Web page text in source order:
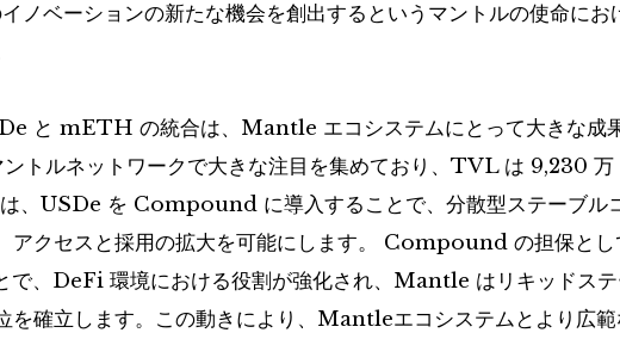
ノベーションの新たな機会を創出するというマントルの使命にお
と mETH の統合は、Mantle エコシステムにとって大きな成
トルネットワークで大きな注目を集めており、TVL は 9,230 万
、USDe を Compound に導入することで、分散型ステーブル
アクセスと採用の拡大を可能にします。 Compound の担保とし
、DeFi 環境における役割が強化され、Mantle はリキッドステ
を確立します。この動きにより、Mantleエコシステムとより広